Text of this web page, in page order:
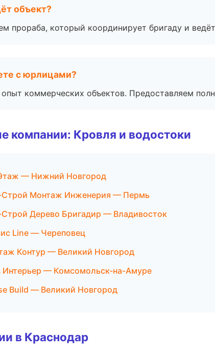
объект?
прораба, который координирует бригаду и
с юрлицами?
коммерческих объектов. Предоставляем
компании: Кровля и водостоки
— Нижний Новгород
Строй Монтаж Инженерия — Пермь
Дерево Бригадир — Владивосток
Line — Череповец
Контур — Великий Новгород
Интерьер — Комсомольск-на-Амуре
Build — Великий Новгород
в Краснодар